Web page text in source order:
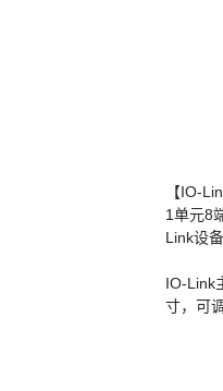
【IO-
1单元8
Link设
IO-Link
寸，可